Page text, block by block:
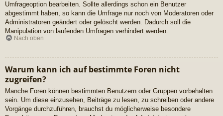
Umfrageoption bearbeiten. Sollte allerdings schon ein Benutzer
abgestimmt haben, so kann die Umfrage nur noch von Moderatoren oder
Administratoren geändert oder gelöscht werden. Dadurch soll die
Manipulation von laufenden Umfragen verhindert werden.
Nach oben
Warum kann ich auf bestimmte Foren nicht
zugreifen?
Manche Foren können bestimmten Benutzern oder Gruppen vorbehalten
sein. Um diese einzusehen, Beiträge zu lesen, zu schreiben oder andere
Vorgänge durchzuführen, brauchst du möglicherweise besondere